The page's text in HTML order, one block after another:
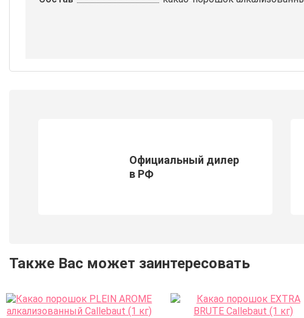
Официальный дилер
в РФ
Также Вас может заинтересовать